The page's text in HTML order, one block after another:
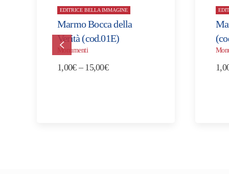
EDITRICE BELLA IMMAGINE
Marmo Bocca della
Verità (cod.01E)
Monumenti
1,00€ – 15,00€Fascia